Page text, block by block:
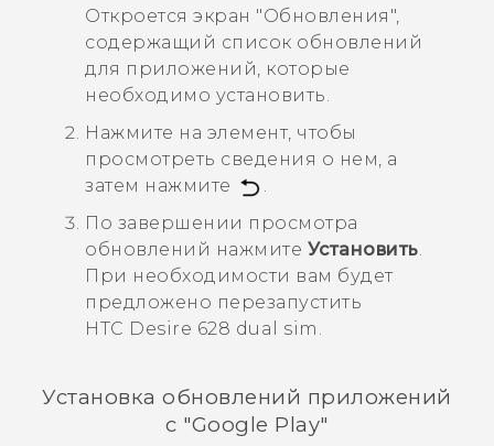
Откроется экран "Обновления",
содержащий список обновлений
для приложений, которые
необходимо установить.
Нажмите на элемент, чтобы
просмотреть сведения о нем, а
затем нажмите
.
По завершении просмотра
обновлений нажмите Установить
При необходимости вам будет
предложено перезапустить
HTC Desire 628 dual sim
Установка обновлений приложений
с "‍Google Play"‍